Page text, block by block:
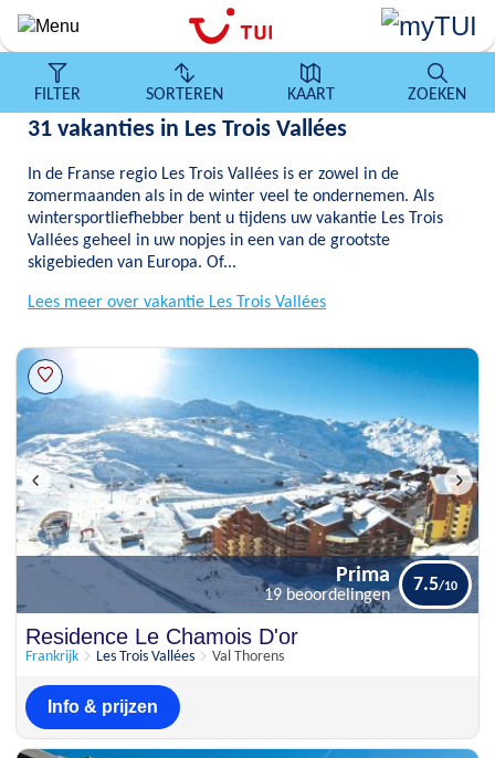
Overslaan
en
algemene
inhoud
FILTER SORTEREN KAART ZOEKEN
31 vakanties in Les Trois Vallées
In de Franse regio Les Trois Vallées is er zowel in de
zomermaanden als in de winter veel te ondernemen. Als
wintersportliefhebber bent u tijdens uw vakantie Les Trois
Vallées geheel in uw nopjes in een van de grootste
skigebieden van Europa. Of...
Lees meer over vakantie Les Trois Vallées
19 beoordelingen
Residence Le Chamois D'or
Frankrijk Les Trois Vallées Val Thorens
Prima
19 beoordelingen
7.5
Info & prijzen